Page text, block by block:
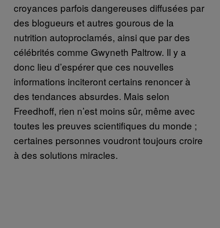
croyances parfois dangereuses diffusées par
des blogueurs et autres gourous de la
nutrition autoproclamés, ainsi que par des
célébrités comme Gwyneth Paltrow. Il y a
donc lieu d’espérer que ces nouvelles
informations inciteront certains renoncer à
des tendances absurdes. Mais selon
Freedhoff, rien n’est moins sûr, même avec
toutes les preuves scientifiques du monde ;
certaines personnes voudront toujours croire
à des solutions miracles.